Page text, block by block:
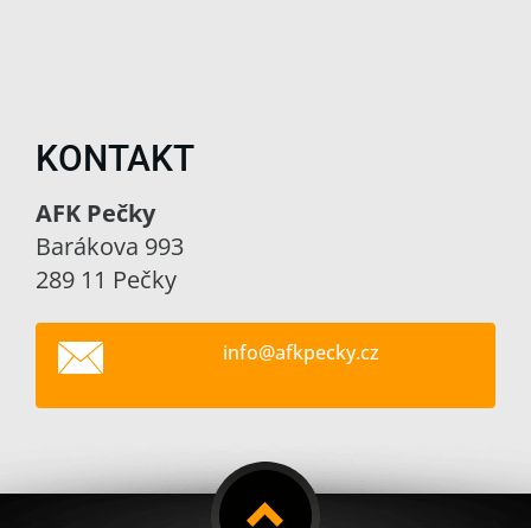
KONTAKT
AFK Pečky
Barákova 993
289 11 Pečky
info@afkpecky.cz